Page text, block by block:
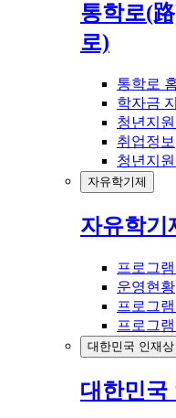
통학로(
로)
통학로
학자금
청년지
취업정보
청년지
자유학기제
자유학기
프로그
운영현황
프로그
프로그
대한민국 인재상
대한민국